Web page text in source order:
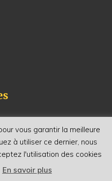
vous garantir la meilleure
à utiliser ce dernier, nous
l'utilisation des cookies
En savoir plus